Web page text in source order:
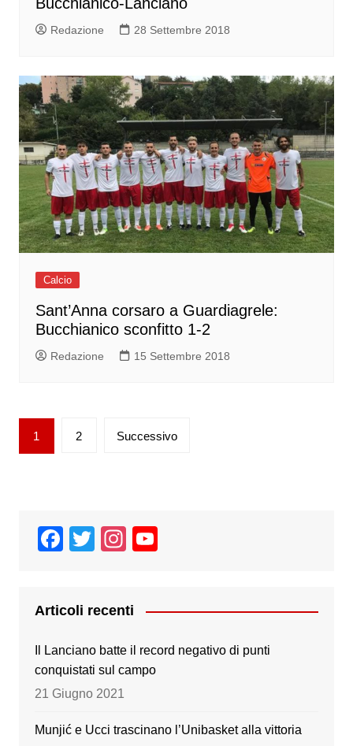
Redazione 28 Settembre 2018
Calcio
Sant’Anna corsaro a Guardiagrele:
Bucchianico sconfitto 1-2
Redazione 15 Settembre 2018
Paginazione
degli
1 2 Successivo
F
e
b
o
o
T
er
In
gr
a
m
T
Articoli recenti
Il Lanciano batte il record negativo di punti
conquistati sul campo
21 Giugno 2021
Munjić e Ucci trascinano l’Unibasket alla vittoria